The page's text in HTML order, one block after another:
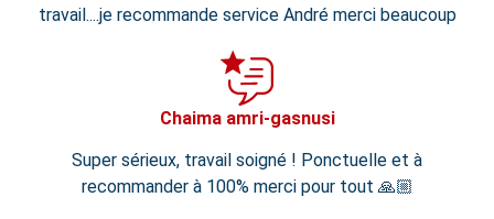
travail....je recommande service André merci beaucoup
Chaima amri-gasnusi
Super sérieux, travail soigné ! Ponctuelle et à
recommander à 100% merci pour tout 🙏🏼